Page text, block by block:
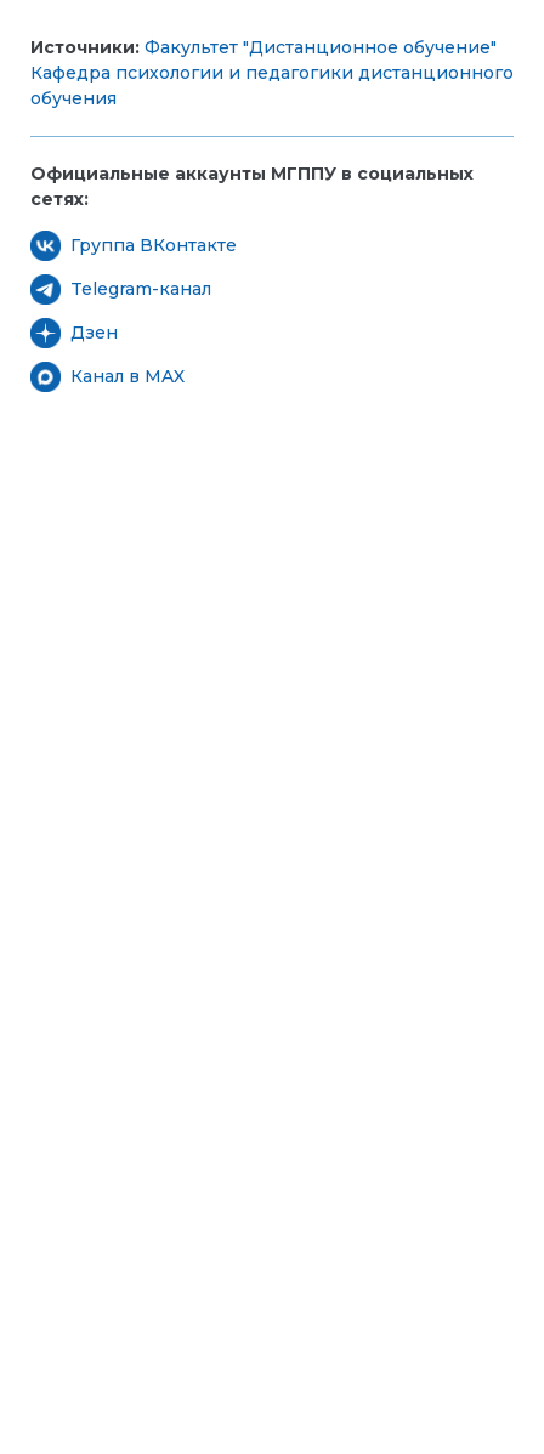
Источники: Факультет "Дистанционное обучение"
Кафедра психологии и педагогики дистанционного
обучения
Официальные аккаунты МГППУ в социальных
сетях:
Группа ВКонтакте
Telegram-канал
Дзен
Канал в MAX